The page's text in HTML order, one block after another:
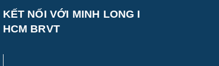
KẾT NỐI VỚI MINH LONG I
HCM BRVT